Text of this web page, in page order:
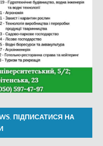
ПІДПИСАТИСЯ НА